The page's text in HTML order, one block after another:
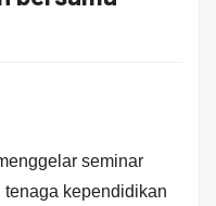
seminar
kependidikan